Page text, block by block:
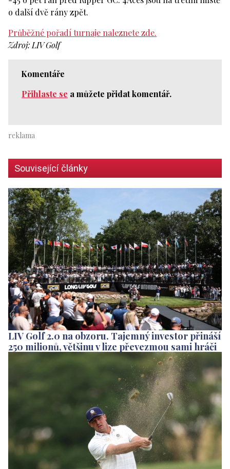
o další dvě rány zpět.
Průběžné pořadí turnaje naleznete zde.
Zdroj: LIV Golf
Komentáře
Přihlaste se a můžete přidat komentář.
Související články
LIV Golf 2.0 na obzoru. Tajemný investor přináší
250 milionů, většinu v lize převezmou sami hráči